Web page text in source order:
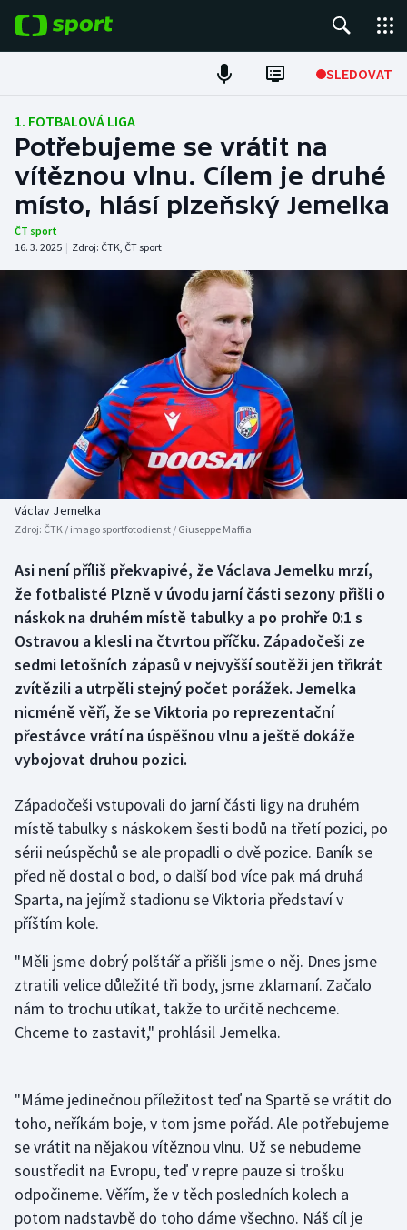
SLEDOVAT
Fotbal
Hokej
Tenis
Atletika
DALŠÍ SPORTY
Americký fotbal
Baseball a softbal
Basketbal
Biatlon
Box
Curling
Dostihy
Florbal
Futsal
Golf
Gymnastika
Házená
Judo
Krasobruslení
Lyže a snowboard
Moderní pětiboj
Motorsport
NEPŘEHLÉDNĚTE
Historické návraty
Aplikace ČT sport
1. FOTBALOVÁ LIGA
Potřebujeme se vrátit na
vítěznou vlnu. Cílem je druhé
místo, hlásí plzeňský Jemelka
ČT sport
16. 3. 2025 | Zdroj: ČTK, ČT sport
Václav Jemelka
Zdroj: ČTK / imago sportfotodienst / Giuseppe Maffia
Asi není příliš překvapivé, že Václava Jemelku mrzí,
že fotbalisté Plzně v úvodu jarní části sezony přišli o
náskok na druhém místě tabulky a po prohře 0:1 s
Ostravou a klesli na čtvrtou příčku. Západočeši ze
sedmi letošních zápasů v nejvyšší soutěži jen třikrát
zvítězili a utrpěli stejný počet porážek. Jemelka
nicméně věří, že se Viktoria po reprezentační
přestávce vrátí na úspěšnou vlnu a ještě dokáže
vybojovat druhou pozici.
Západočeši vstupovali do jarní části ligy na druhém
místě tabulky s náskokem šesti bodů na třetí pozici, po
sérii neúspěchů se ale propadli o dvě pozice. Baník se
před ně dostal o bod, o další bod více pak má druhá
Sparta, na jejímž stadionu se Viktoria představí v
příštím kole.
"Měli jsme dobrý polštář a přišli jsme o něj. Dnes jsme
ztratili velice důležité tři body, jsme zklamaní. Začalo
nám to trochu utíkat, takže to určitě nechceme.
Chceme to zastavit," prohlásil Jemelka.
"Máme jedinečnou příležitost teď na Spartě se vrátit do
toho, neříkám boje, v tom jsme pořád. Ale potřebujeme
se vrátit na nějakou vítěznou vlnu. Už se nebudeme
soustředit na Evropu, teď v repre pauze si trošku
odpočineme. Věřím, že v těch posledních kolech a
potom nadstavbě do toho dáme všechno. Náš cíl je